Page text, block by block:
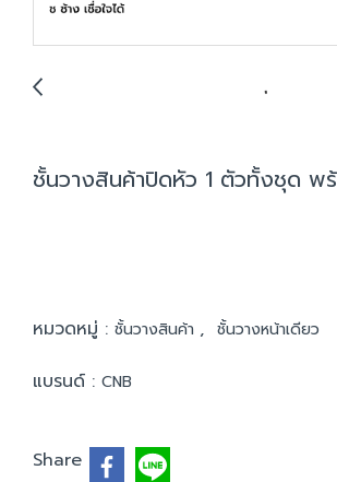
ชั้นวางสินค้าปิดหัว 1 ตัวทั้งชุด พ
หมวดหมู่ : ชั้นวางสินค้า , ชั้นวางหน้าเดียว
แบรนด์ : CNB
Share